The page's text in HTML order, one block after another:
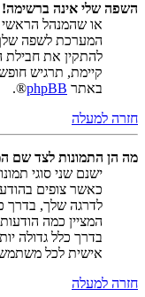
השפה שלי אינה ברשימה!
או שהמנהל
המערכת לשפה
להתקין את
קיימת, תרגיש
באתר phpBB
®.
חזרה למעלה
מה הן התמונות לצד שם
ישנם שני סוגי
כאשר צופים
לדרגה שלך, בדרך
המציין כמה
בדרך כלל גדולה
אישית לכל
חזרה למעלה